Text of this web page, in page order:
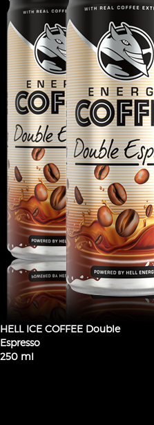
HELL ICE COFFEE Double
Espresso
250 ml